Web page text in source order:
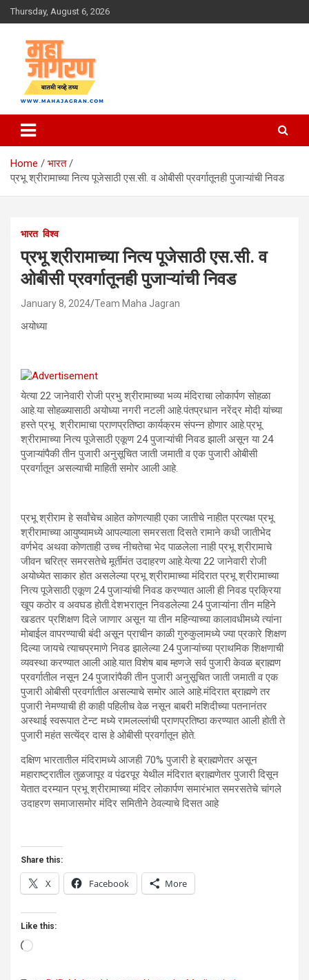
Skip
to
Thursday, August 6, 2026
महा जागरण
Home
भारत
प्रभू श्रीरामाच्या नित्य पूजेसाठी एस.सी. व ओबीसी प्रवर्गातूनही पुजाऱ्यांची निवड
भारत विश्व
प्रभू श्रीरामाच्या नित्य पूजेसाठी एस.सी. व
ओबीसी प्रवर्गातूनही पुजाऱ्यांची निवड
January 8, 2024 Team Maha Jagran
अयोध्या
येत्या 22 जानेवारी रोजी प्रभु श्रीरामाच्या भव्य मंदिराचा लोकार्पण सोहळा
आहे.या सोहळ्यासाठी अयोध्या नगरी नटली आहे.पंतप्रधान नरेंद्र मोदी यांच्या
हस्ते प्रभू श्रीरामाचा प्राणप्रतिष्ठा कार्यक्रम संपन्न होणार आहे.प्रभू
श्रीरामाच्या नित्य पूजेसाठी एकूण 24 पुजाऱ्यांची निवड झाली असून या 24
पुजाऱ्यांपैकी तीन पुजारी अनुसूचित जाती जमाती व एक पुजारी ओबीसी
प्रवर्गातून असल्याची माहिती समोर आली आहे.
प्रभू श्रीराम हे सर्वांचेच आहेत कोणत्याही एका जातीचे नाहीत प्रत्यक्ष प्रभू
श्रीरामाच्या आयुष्यामध्ये आपल्याला समरसता दिसते रामाने कधी जातीभेद
वर्णभेद अथवा कोणताही उच्च नीचतेचा भेद पाळलेला नाही प्रभू श्रीरामाचे
जीवन चरित्र समरसतेचे मूर्तीमंत उदाहरण आहे.येत्या 22 जानेवारी रोजी
अयोध्येत साकार होत असलेल्या प्रभू श्रीरामाच्या मंदिरात प्रभू श्रीरामाच्या
नित्य पूजेसाठी एकूण 24 पुजाऱ्यांची निवड करण्यात आली ही निवड प्रक्रिया
खूप कठोर व अवघड होती.देशभरातून निवडलेल्या 24 पुजाऱ्यांना तीन महिने
खडतर प्रशिक्षण दिले जाणार असून या तीन महिन्याच्या कालावधीमध्ये त्यांना
मोबाईल वापरण्याची बंदी असून प्राचीन काळी गुरुकुलामध्ये ज्या प्रकारे शिक्षण
दिल्या जायचे त्याचप्रमाणे निवड झालेल्या 24 पुजाऱ्यांच्या प्राथमिक शिक्षणाची
व्यवस्था करण्यात आली आहे.यात विशेष बाब म्हणजे सर्व पुजारी केवळ ब्राह्मण
प्रवर्गातील नसून 24 पुजारांपैकी तीन पुजारी अनुसूचित जाती जमाती व एक
पुजारी ओबीसी प्रवर्गातील असल्याचे समोर आले आहे.मंदिरात ब्राह्मणे तर
पुजारी नेमण्याची ही काही पहिलीच वेळ नसून बाबरी मशिदीच्या पतनानंतर
अस्थाई स्वरूपात टेन्ट मध्ये रामलल्लांची प्राणप्रतिष्ठा करण्यात आली होती ते
पुजारी महंत सत्येंद्र दास हे ओबीसी प्रवर्गातून होते.
दक्षिण भारतातील मंदिरामध्ये आजही 70% पुजारी हे ब्राह्मणेतर असून
महाराष्ट्रातील तुळजापूर व पंढरपूर येथील मंदिरात ब्राह्मणेतर पुजारी दिसून
येतात दरम्यान प्रभू श्रीरामाच्या मंदिर लोकार्पण समारंभात समरसतेचे चांगले
उदाहरण समाजासमोर मंदिर समितीने ठेवल्याचे दिसत आहे
Share this:
X Facebook More
Like this:
Loading…